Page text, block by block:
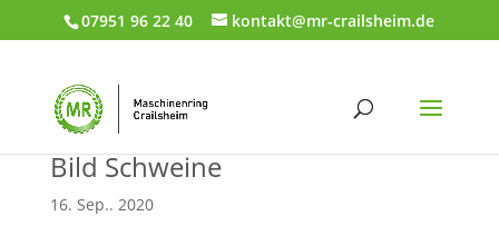
07951 96 22 40 kontakt@mr-crailsheim.de
Bild Schweine
16. Sep.. 2020